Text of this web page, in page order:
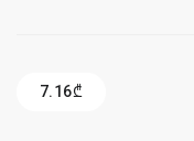
7.16₾